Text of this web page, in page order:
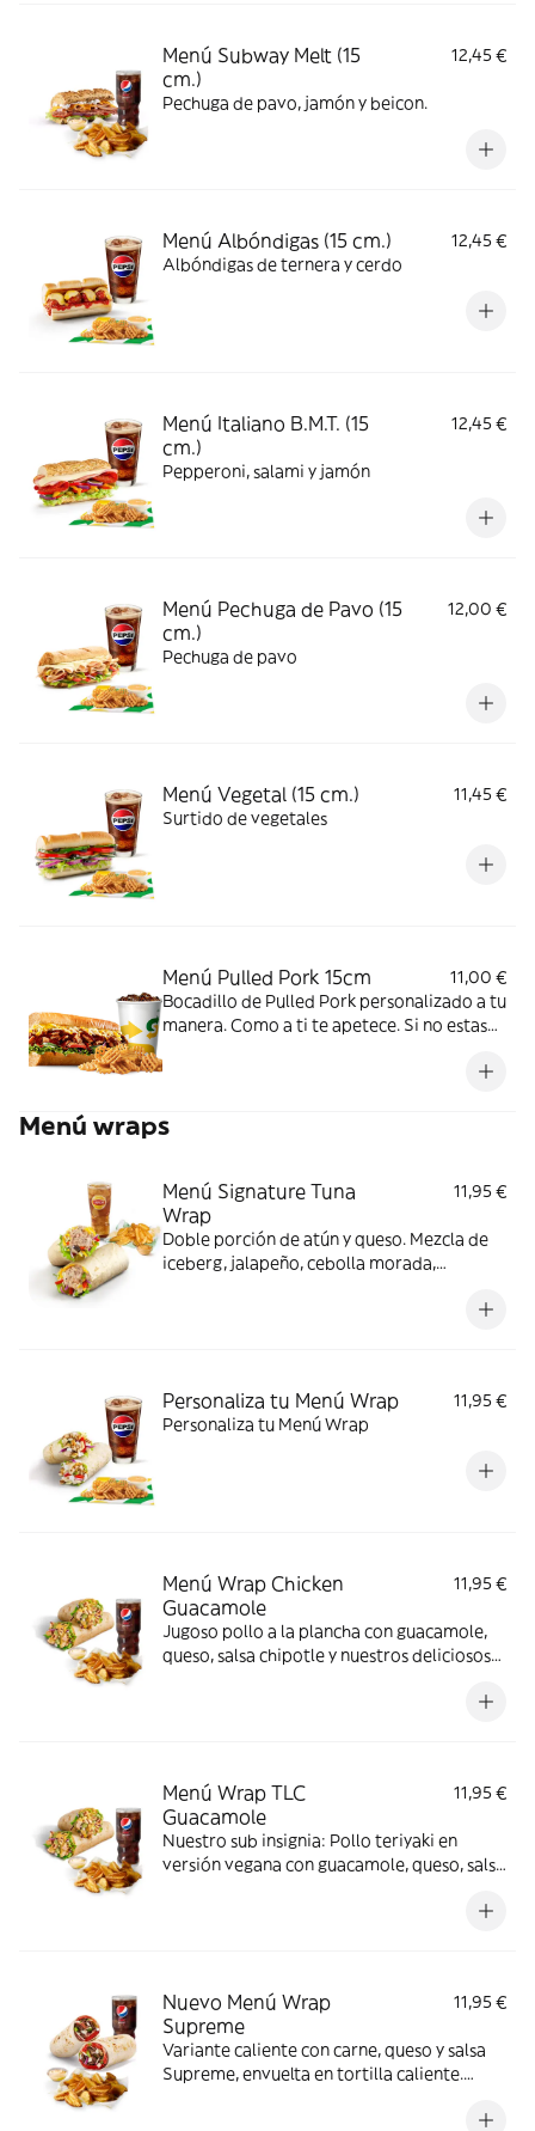
Menú Subway Melt (15
cm.)
12,45 €
Pechuga de pavo, jamón y beicon.
Menú Albóndigas (15 cm.)
12,45 €
Albóndigas de ternera y cerdo
Menú Italiano B.M.T. (15
cm.)
12,45 €
Pepperoni, salami y jamón
Menú Pechuga de Pavo (15
cm.)
12,00 €
Pechuga de pavo
Menú Vegetal (15 cm.)
11,45 €
Surtido de vegetales
Menú Pulled Pork 15cm
11,00 €
Bocadillo de Pulled Pork personalizado a tu
manera. Como a ti te apetece. Si no estas
crearlo con Mozarella/Cheddar + salsa BBQ
Menú wraps
Menú Signature Tuna
Wrap
11,95 €
Doble porción de atún y queso. Mezcla de
iceberg, jalapeño, cebolla morada,
Personaliza tu Menú Wrap
11,95 €
Personaliza tu Menú Wrap
Menú Wrap Chicken
Guacamole
11,95 €
Jugoso pollo a la plancha con guacamole,
queso, salsa chipotle y nuestros deliciosos
Menú Wrap TLC
Guacamole
11,95 €
Nuestro sub insignia: Pollo teriyaki en
versión vegana con guacamole, queso, salsa
Nuevo Menú Wrap
Supreme
11,95 €
Variante caliente con carne, queso y salsa
Supreme, envuelta en tortilla caliente.